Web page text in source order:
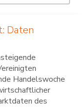
Daten
Handelswoche
des